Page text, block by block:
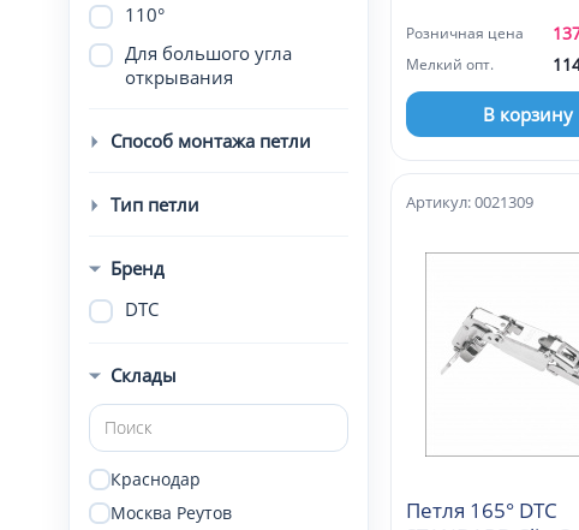
110°
Для большого угла
открывания
Способ монтажа петли
Тип петли
Бренд
DTC
Склады
Краснодар
Москва Реутов
Розничная цена
Мелкий опт.
В корзину
Петля 165° DTC
Артикул: 0021309